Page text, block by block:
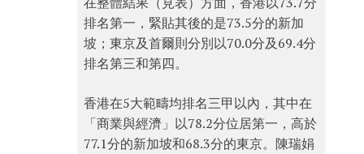
排名第一，緊貼其後的是73.5分的新加
坡；東京及首爾則分別以70.0分及69.4分
排名第三和第四。
香港在5大範疇均排名三甲以內，其中在
「商業與經濟」以78.2分位居第一，高於
77.1分的新加坡和68.3分的東京。陳瑞娟